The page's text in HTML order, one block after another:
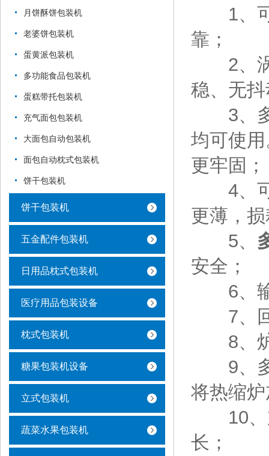
月饼酥饼包装机
老婆饼包装机
蛋黄派包装机
多功能食品包装机
蛋糕带托包装机
充气面包包装机
大面包自动包装机
面包自动枕式包装机
饼干包装机
饼干包装机
五金配件包装机
日用品枕式包装机
医疗用品包装设备
枕式包装机
糖果包装机设备
立式包装机
蔬菜水果包装机
1、可
靠；
2、涡
稳、无
3、多
均可使
更牢固；
4、可
更薄，
5、
安全；
6、输
7、回
8、炉
9、多
将热缩
10、加
长；